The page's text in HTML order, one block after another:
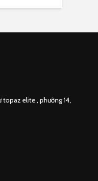
topaz elite , phường 14,